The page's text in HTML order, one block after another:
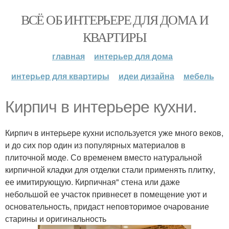
ВСЁ ОБ ИНТЕРЬЕРЕ ДЛЯ ДОМА И
КВАРТИРЫ
главная
интерьер для дома
интерьер для квартиры
идеи дизайна мебель
Кирпич в интерьере кухни.
Кирпич в интерьере кухни используется уже много веков,
и до сих пор один из популярных материалов в
плиточной моде. Со временем вместо натуральной
кирпичной кладки для отделки стали применять плитку,
ее имитирующую. Кирпичная" стена или даже
небольшой ее участок привнесет в помещение уют и
основательность, придаст неповторимое очарование
старины и оригинальность